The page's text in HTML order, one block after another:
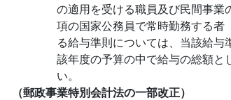
の適用を受ける職員及び民間事
項の国家公務員で常時勤務する
る給与準則については、当該給
該年度の予算の中で給与の総額
い。
（郵政事業特別会計法の一部改正）